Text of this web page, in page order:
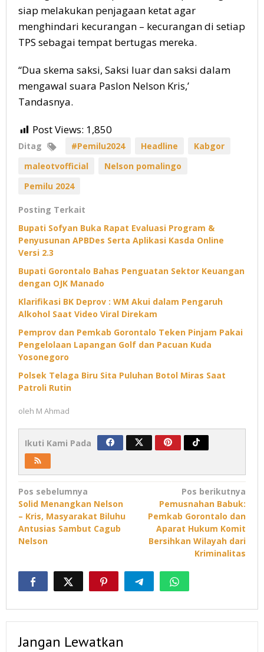
siap melakukan penjagaan ketat agar
menghindari kecurangan – kecurangan di setiap
TPS sebagai tempat bertugas mereka.
“Dua skema saksi, Saksi luar dan saksi dalam
mengawal suara Paslon Nelson Kris,’
Tandasnya.
Post Views: 1,850
Ditag #Pemilu2024 Headline
Kabgor
maleotvofficial
Nelson pomalingo
Pemilu 2024
Posting Terkait
Bupati Sofyan Buka Rapat Evaluasi Program &
Penyusunan APBDes Serta Aplikasi Kasda Online
Versi 2.3
Bupati Gorontalo Bahas Penguatan Sektor Keuangan
dengan OJK Manado
Klarifikasi BK Deprov : WM Akui dalam Pengaruh
Alkohol Saat Video Viral Direkam
Pemprov dan Pemkab Gorontalo Teken Pinjam Pakai
Pengelolaan Lapangan Golf dan Pacuan Kuda
Yosonegoro
Polsek Telaga Biru Sita Puluhan Botol Miras Saat
Patroli Rutin
oleh M Ahmad
Ikuti Kami Pada
Navigasi
pos
Pos sebelumnya
Solid Menangkan Nelson
– Kris, Masyarakat Biluhu
Antusias Sambut Cagub
Nelson
Pos berikutnya
Pemusnahan Babuk:
Pemkab Gorontalo dan
Aparat Hukum Komit
Bersihkan Wilayah dari
Kriminalitas
Jangan Lewatkan